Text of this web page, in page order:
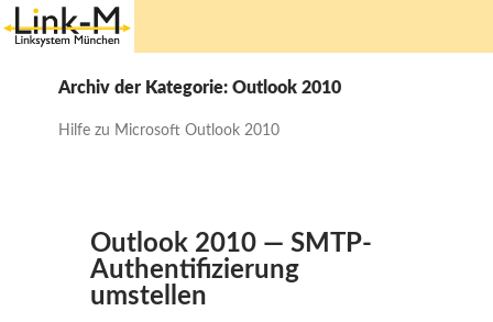
Springe
Archiv der Kategorie: Outlook 2010
Hilfe zu Microsoft Outlook 2010
Outlook 2010 — SMTP-
Authentifizierung
umstellen